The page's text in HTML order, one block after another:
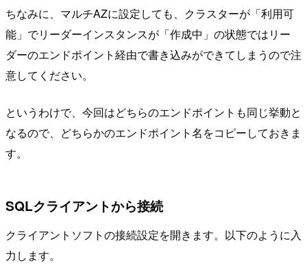
ちなみに、マルチAZに設定しても、クラスターが「利用可
能」でリーダーインスタンスが「作成中」の状態ではリー
ダーのエンドポイント経由で書き込みができてしまうので注
意してください。
というわけで、今回はどちらのエンドポイントも同じ挙動と
なるので、どちらかのエンドポイント名をコピーしておきま
す。
SQLクライアントから接続
クライアントソフトの接続設定を開きます。以下のように入
力します。